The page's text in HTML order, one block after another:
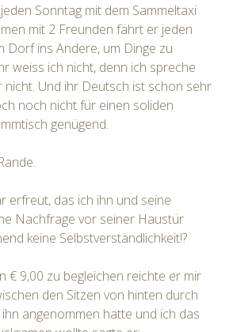
Sonntag mit dem Sammeltaxi
mit 2 Freunden fährt er jeden
Dorf ins Andere, um Dinge zu
weiss ich nicht, denn ich spreche
nicht. Und ihr Deutsch ist schon sehr
noch nicht für einen soliden
genügend.
erfreut, das ich ihn und seine
Nachfrage vor seiner Haustür
keine Selbstverständlichkeit!?
€ 9,00 zu begleichen reichte er mir
den Sitzen von hinten durch
angenommen hatte und ich das